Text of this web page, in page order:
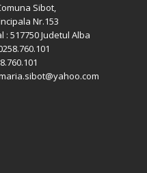
Sibot,
Nr.153
: 517750 Judetul Alba